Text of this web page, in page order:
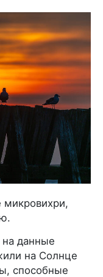
данные
на Солнце
способные